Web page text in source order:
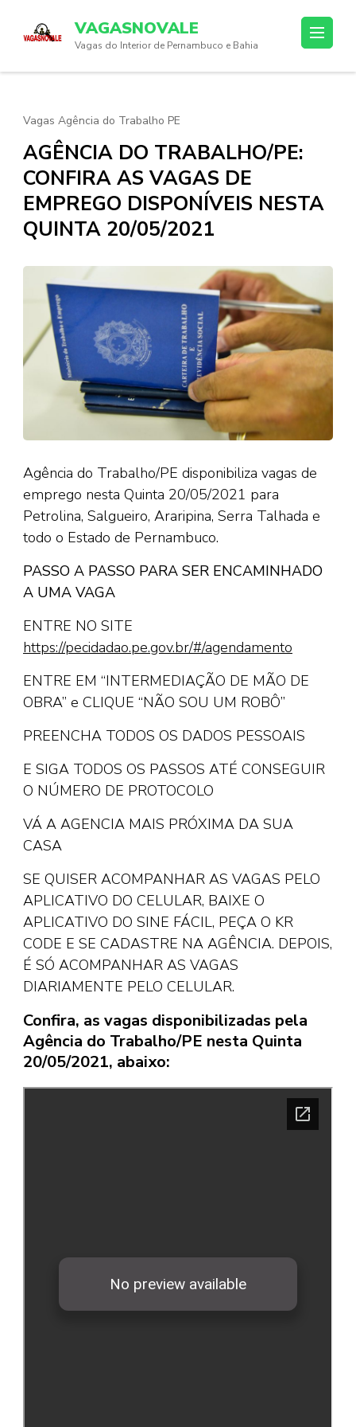
(Press
VAGASNOVALE
Vagas do Interior de Pernambuco e Bahia
Vagas Agência do Trabalho PE
AGÊNCIA DO TRABALHO/PE:
CONFIRA AS VAGAS DE
EMPREGO DISPONÍVEIS NESTA
QUINTA 20/05/2021
Agência do Trabalho/PE disponibiliza vagas de
emprego nesta Quinta 20/05/2021 para
Petrolina, Salgueiro, Araripina, Serra Talhada e
todo o Estado de Pernambuco.
PASSO A PASSO PARA SER ENCAMINHADO
A UMA VAGA
ENTRE NO SITE
https://pecidadao.pe.gov.br/#/agendamento
ENTRE EM “INTERMEDIAÇÃO DE MÃO DE
OBRA” e CLIQUE “NÃO SOU UM ROBÔ”
PREENCHA TODOS OS DADOS PESSOAIS
E SIGA TODOS OS PASSOS ATÉ CONSEGUIR
O NÚMERO DE PROTOCOLO
VÁ A AGENCIA MAIS PRÓXIMA DA SUA
CASA
SE QUISER ACOMPANHAR AS VAGAS PELO
APLICATIVO DO CELULAR, BAIXE O
APLICATIVO DO SINE FÁCIL, PEÇA O KR
CODE E SE CADASTRE NA AGÊNCIA. DEPOIS,
É SÓ ACOMPANHAR AS VAGAS
DIARIAMENTE PELO CELULAR.
Confira, as vagas disponibilizadas pela
Agência do Trabalho/PE nesta Quinta
20/05/2021, abaixo: